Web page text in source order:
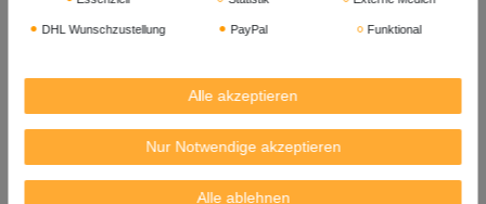
[ 3x 250g ] PEARL RIVER
BRIDGE Fermentierte
Schwarze Bohnen |
[ 5x 500g ] TRS
Schwarzaugige Bohnen /
BLACK EYE BEANS /
DHL Wunschzustellung PayPal Funktional
Alle akzeptieren
Nur Notwendige akzeptieren
Alle ablehnen